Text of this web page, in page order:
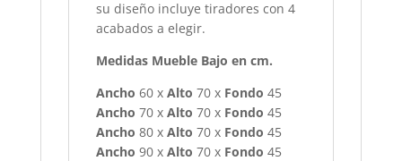
su diseño incluye tiradores con 4
acabados a elegir.
Medidas Mueble Bajo en cm.
Ancho 60 x Alto 70 x Fondo 45
Ancho 70 x Alto 70 x Fondo 45
Ancho 80 x Alto 70 x Fondo 45
Ancho 90 x Alto 70 x Fondo 45